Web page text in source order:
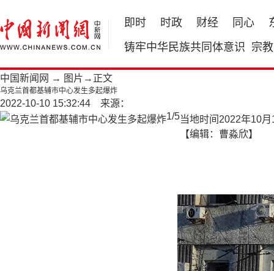
即时 时政 财经 同心
铸牢中华民族共同体意识 宗教
中国新闻网 → 图片 →正文
乌克兰首都基辅市中心发生多起爆炸
2022-10-10 15:32:44 来源：
1/5当地时间2022年10
【编辑：曹淼欣】